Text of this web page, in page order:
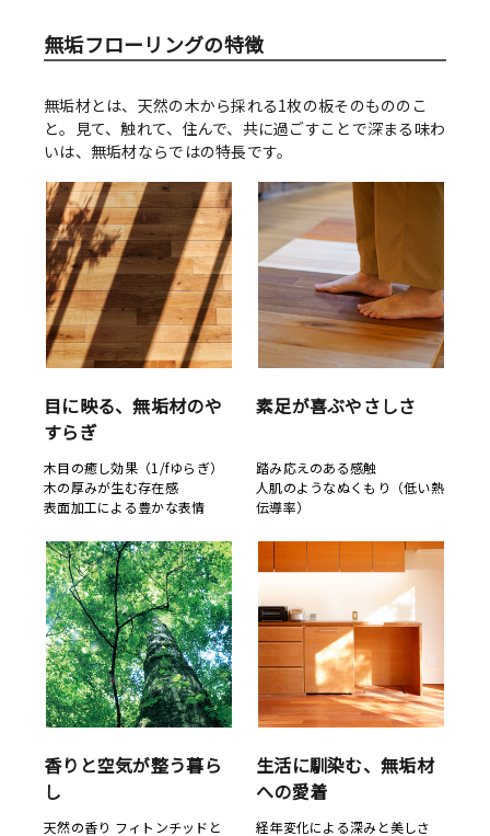
無垢フローリングの特徴
無垢材とは、天然の木から採れる1枚の板そのもののこ
と。見て、触れて、住んで、共に過ごすことで深まる味わ
いは、無垢材ならではの特長です。
目に映る、無垢材のや
すらぎ
木目の癒し効果（1/fゆらぎ）
木の厚みが生む存在感
表面加工による豊かな表情
素足が喜ぶやさしさ
踏み応えのある感触
人肌のようなぬくもり（低い熱
伝導率）
香りと空気が整う暮ら
し
天然の香り フィトンチッドと
生活に馴染む、無垢材
への愛着
経年変化による深みと美しさ